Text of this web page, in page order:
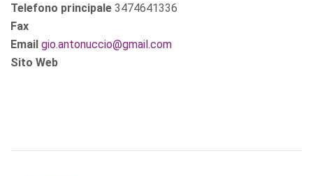
Telefono principale 3474641336
Fax
Email gio.antonuccio@gmail.com
Sito Web